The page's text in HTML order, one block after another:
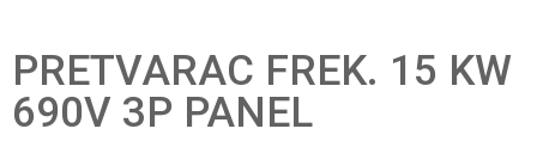
PRETVARAC FREK. 15 KW
690V 3P PANEL